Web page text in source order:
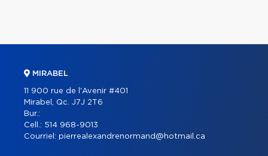
MIRABEL
11 900 rue de l'Avenir #401
Mirabel, Qc. J7J 2T6
Bur.:
Cell.: 514 968-9013
Courriel: pierrealexandrenormand@hotmail.ca